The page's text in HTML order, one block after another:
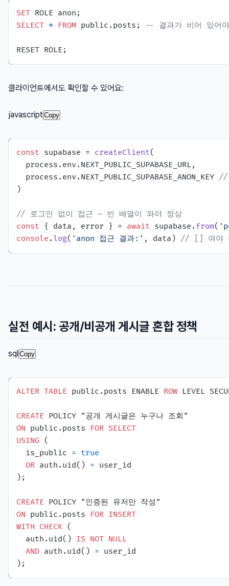
SET
SELECT * FROM public.posts; -- 결과가 비어 있어
클라이언트에서도 확인할 수 있어요:
javascriptCopy
const supabase = createClient(
  process.
env. NEXT_PUBLIC_SUPABASE_URL,
  process.
env. NEXT_PUBLIC_SUPABASE_ANON_KEY //
)
// 로그인 없이 접근 — 빈 배열이 와야 정상
const { data, error } = await supabase. from(
console . log( 'anon 접근 결과:' , data) // [] 여야
실전 예시: 공개/비공개 게시글 혼합 정책
sql Copy
ALTER TABLE public.posts ENABLE ROW LEVEL
CREATE
ON public.posts FOR SELECT
USING (
  is_public
= true
OR auth.uid() = user_id
);
CREATE
ON public.posts FOR INSERT
WITH CHECK (
  auth.uid()
IS NOT NULL
AND auth.uid() = user_id